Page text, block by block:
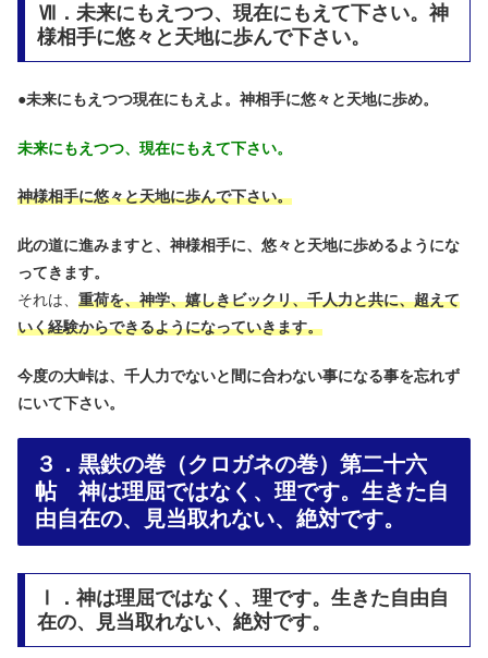
Ⅶ．未来にもえつつ、現在にもえて下さい。神
様相手に悠々と天地に歩んで下さい。
●未来にもえつつ現在にもえよ。神相手に悠々と天地に歩め。
未来にもえつつ、現在にもえて下さい。
神様相手に悠々と天地に歩んで下さい。
此の道に進みますと、神様相手に、悠々と天地に歩めるようにな
ってきます。
それは、 重荷を、神学、嬉しきビックリ、千人力と共に、超えて
いく経験からできるようになっていきます。
今度の大峠は、千人力でないと間に合わない事になる事を忘れず
にいて下さい。
３．黒鉄の巻（クロガネの巻）第二十六
帖 神は理屈ではなく、理です。生きた自
由自在の、見当取れない、絶対です。
Ⅰ．神は理屈ではなく、理です。生きた自由自
在の、見当取れない、絶対です。